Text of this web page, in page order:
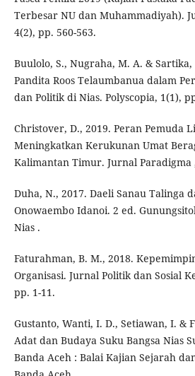
Terbesar NU dan Muhammadiyah).
4(2), pp. 560-563.
Buulolo, S., Nugraha, M. A. &
Pandita Roos Telaumbanua dalam
dan Politik di Nias. Polyscopia, 1(1),
Christover, D., 2019. Peran Pemuda
Meningkatkan Kerukunan Umat
Kalimantan Timur. Jurnal Paradigma
Duha, N., 2017. Daeli Sanau Talinga
Onowaembo Idanoi. 2 ed.
Nias .
Faturahman, B. M., 2018.
Organisasi. Jurnal Politik dan Sosial
pp. 1-11.
Gustanto, Wanti, I. D., Setiawan, I. &
Adat dan Budaya Suku Bangsa Nias
Banda Aceh : Balai Kajian Sejarah